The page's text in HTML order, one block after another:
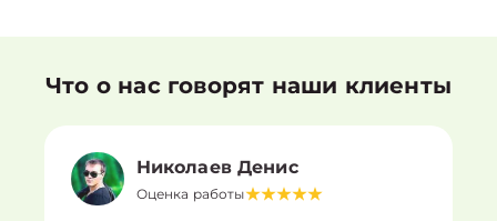
Что о нас говорят наши клиенты
Николаев Денис
Оценка работы